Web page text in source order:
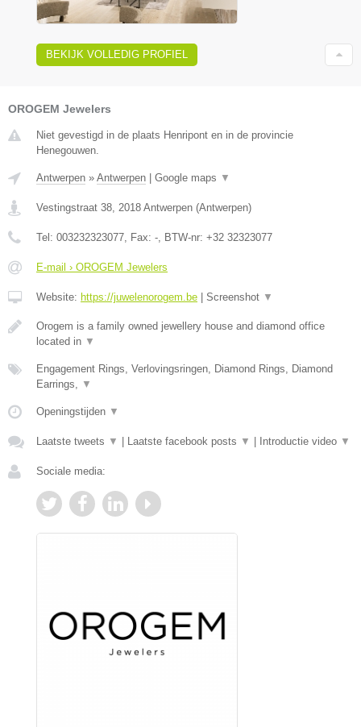
BEKIJK VOLLEDIG PROFIEL
OROGEM Jewelers
Niet gevestigd in de plaats Henripont en in de provincie
Henegouwen.
Antwerpen » Antwerpen Google maps ▼
Vestingstraat 38, 2018 Antwerpen (Antwerpen)
Tel: 003232323077, Fax: -, BTW-nr: +32 32323077
E-mail › OROGEM Jewelers
Website: https://juwelenorogem.be Screenshot ▼
Orogem is a family owned jewellery house and diamond office
located in ▼
Engagement Rings, Verlovingsringen, Diamond Rings, Diamond
Earrings, ▼
Openingstijden ▼
Laatste tweets ▼ Laatste facebook posts ▼ Introductie video ▼
Sociale media: